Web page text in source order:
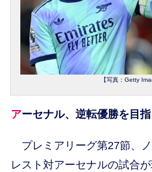
【写真：Getty
アーセナル、逆転優勝を目
プレミアリーグ第27節、
レスト対アーセナルの試合